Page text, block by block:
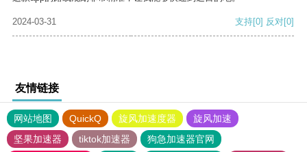
2024-03-31 支持[0] 反对[0]
友情链接
网站地图 QuickQ 旋风加速度器
旋风加速
坚果加速器
tiktok加速器
狗急加速器官网